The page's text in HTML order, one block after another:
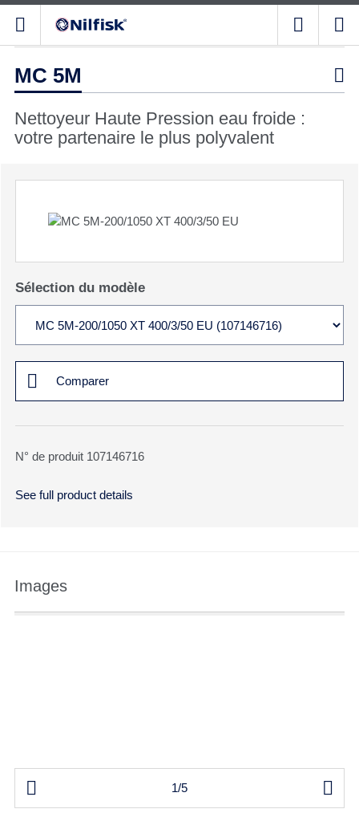
MC 5M 
Nettoyeur Haute Pression eau froide :
votre partenaire le plus polyvalent
Sélection du modèle
Comparer
N° de produit 107146716
See full product details
Images
 1/5 